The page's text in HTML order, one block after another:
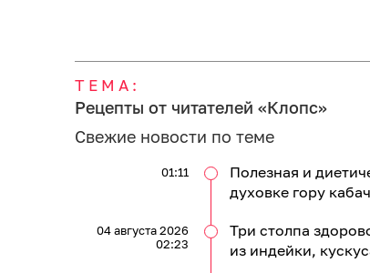
ТЕМА:
Рецепты от читателей «Клопс»
Свежие новости по теме
Полезная и
духовке гору
01:11
Три столпа
из индейки,
04 августа 2026
02:23